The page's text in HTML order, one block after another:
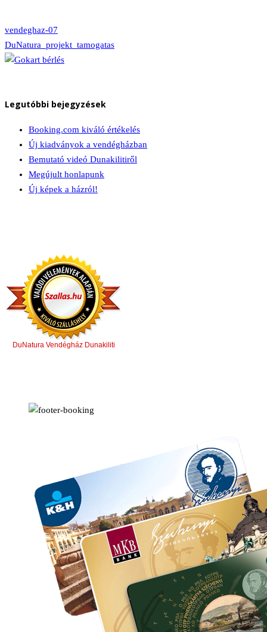
vendeghaz-07
DuNatura_projekt_tamogatas
Legutóbbi bejegyzések
Booking.com kiváló értékelés
Új kiadványok a vendégházban
Bemutató videó Dunakilitiről
Megújult honlapunk
Új képek a házról!
DuNatura Vendégház Dunakiliti